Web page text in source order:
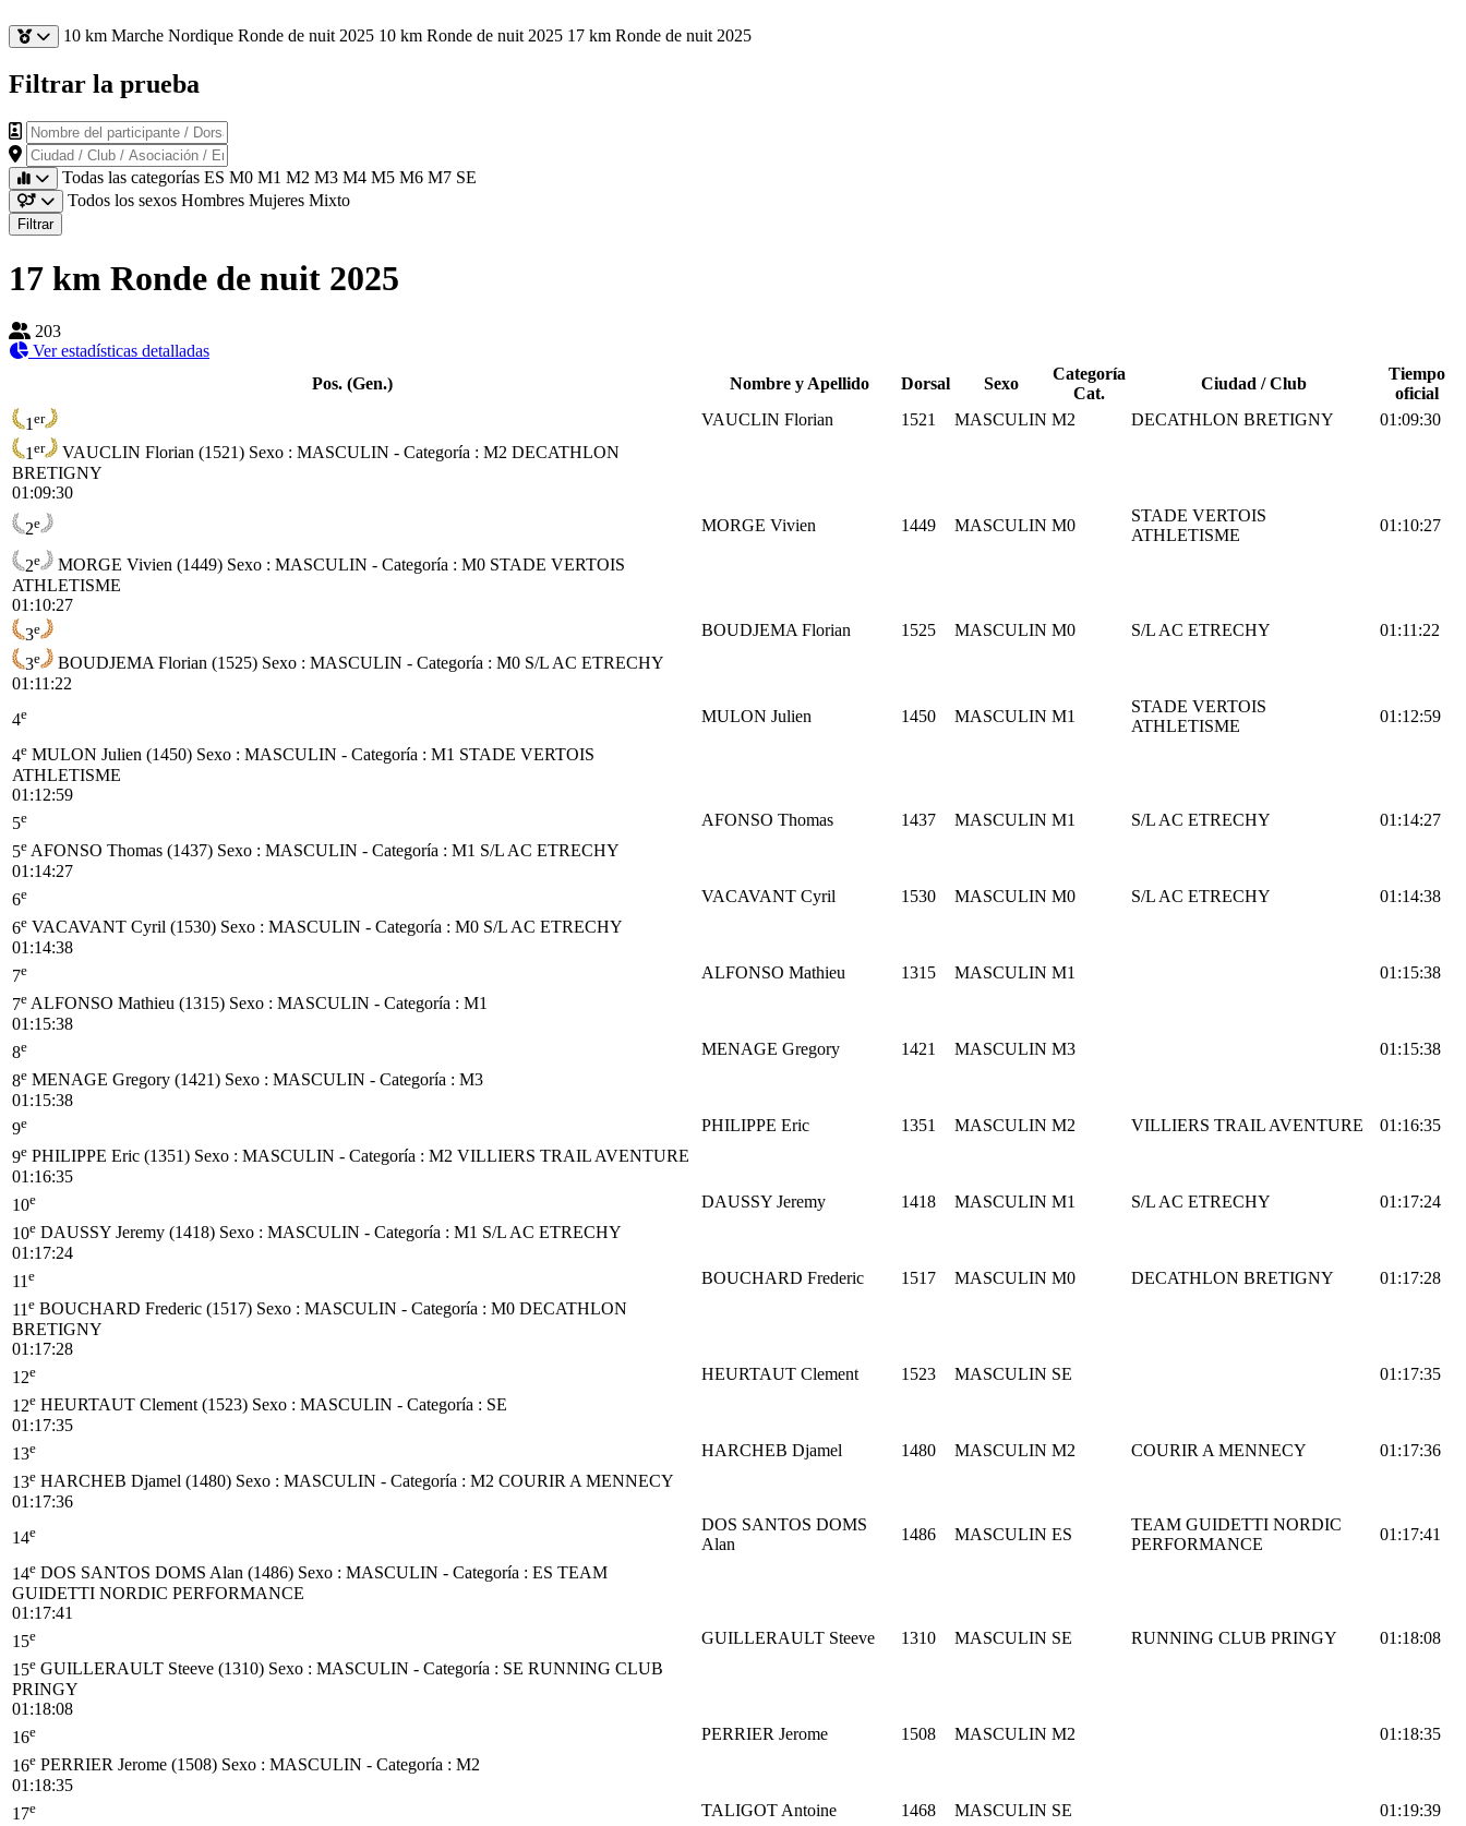
10 km Marche Nordique Ronde de nuit 2025 10 km Ronde de nuit 2025 17 km Ronde de nuit 2025
Filtrar la prueba
Nombre del participante / Dorsal
Ciudad / Club / Asociación / Empresa
Todas las categorías ES M0 M1 M2 M3 M4 M5 M6 M7 SE
Todos los sexos Hombres Mujeres Mixto
Filtrar
17 km Ronde de nuit 2025
203
Ver estadísticas detalladas
Pos. (Gen.)
Nombre y Apellido Dorsal Sexo
Categoría
Cat.
Ciudad / Club
Tiempo
oficial
1 er VAUCLIN Florian 1521 MASCULIN M2 DECATHLON BRETIGNY
01:09:30
1 er VAUCLIN Florian (1521) Sexo : MASCULIN - Categoría : M2 DECATHLON
BRETIGNY
01:09:30
2e MORGE Vivien 1449 MASCULIN M0
STADE VERTOIS
ATHLETISME
01:10:27
2e MORGE Vivien (1449) Sexo : MASCULIN - Categoría : M0 STADE VERTOIS
ATHLETISME
01:10:27
3e BOUDJEMA Florian 1525 MASCULIN M0 S/L AC ETRECHY
01:11:22
3e BOUDJEMA Florian (1525) Sexo : MASCULIN - Categoría : M0 S/L AC ETRECHY
01:11:22
4e MULON Julien 1450 MASCULIN M1
STADE VERTOIS
ATHLETISME
01:12:59
4e MULON Julien (1450) Sexo : MASCULIN - Categoría : M1 STADE VERTOIS
ATHLETISME
01:12:59
5e AFONSO Thomas 1437 MASCULIN M1 S/L AC ETRECHY
01:14:27
5e AFONSO Thomas (1437) Sexo : MASCULIN - Categoría : M1 S/L AC ETRECHY
01:14:27
6e VACAVANT Cyril 1530 MASCULIN M0 S/L AC ETRECHY
01:14:38
6e VACAVANT Cyril (1530) Sexo : MASCULIN - Categoría : M0 S/L AC ETRECHY
01:14:38
7e ALFONSO Mathieu 1315 MASCULIN M1
01:15:38
7e ALFONSO Mathieu (1315) Sexo : MASCULIN - Categoría : M1
01:15:38
8e MENAGE Gregory 1421 MASCULIN M3
01:15:38
8e MENAGE Gregory (1421) Sexo : MASCULIN - Categoría : M3
01:15:38
9e PHILIPPE Eric 1351 MASCULIN M2 VILLIERS TRAIL AVENTURE
01:16:35
9e PHILIPPE Eric (1351) Sexo : MASCULIN - Categoría : M2 VILLIERS TRAIL AVENTURE
01:16:35
10e DAUSSY Jeremy 1418 MASCULIN M1 S/L AC ETRECHY
01:17:24
10e DAUSSY Jeremy (1418) Sexo : MASCULIN - Categoría : M1 S/L AC ETRECHY
01:17:24
11 e BOUCHARD Frederic 1517 MASCULIN M0 DECATHLON BRETIGNY
01:17:28
11 e BOUCHARD Frederic (1517) Sexo : MASCULIN - Categoría : M0 DECATHLON
BRETIGNY
01:17:28
12e HEURTAUT Clement 1523 MASCULIN SE
01:17:35
12e HEURTAUT Clement (1523) Sexo : MASCULIN - Categoría : SE
01:17:35
13e HARCHEB Djamel 1480 MASCULIN M2 COURIR A MENNECY
01:17:36
13e HARCHEB Djamel (1480) Sexo : MASCULIN - Categoría : M2 COURIR A MENNECY
01:17:36
14e
DOS SANTOS DOMS
Alan
1486 MASCULIN ES
TEAM GUIDETTI NORDIC
PERFORMANCE
01:17:41
14e DOS SANTOS DOMS Alan (1486) Sexo : MASCULIN - Categoría : ES TEAM
GUIDETTI NORDIC PERFORMANCE
01:17:41
15e GUILLERAULT Steeve 1310 MASCULIN SE RUNNING CLUB PRINGY
01:18:08
15e GUILLERAULT Steeve (1310) Sexo : MASCULIN - Categoría : SE RUNNING CLUB
PRINGY
01:18:08
16e PERRIER Jerome 1508 MASCULIN M2
01:18:35
16e PERRIER Jerome (1508) Sexo : MASCULIN - Categoría : M2
01:18:35
17e TALIGOT Antoine 1468 MASCULIN SE
01:19:39